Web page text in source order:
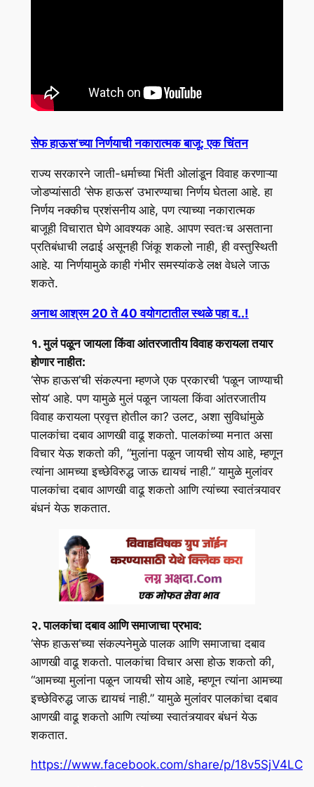
सेफ हाऊस’च्या निर्णयाची नकारात्मक बाजू: एक चिंतन
राज्य सरकारने जाती-धर्माच्या भिंती ओलांडून विवाह करणाऱ्या
जोडप्यांसाठी ‘सेफ हाऊस’ उभारण्याचा निर्णय घेतला आहे. हा
निर्णय नक्कीच प्रशंसनीय आहे, पण त्याच्या नकारात्मक
बाजूही विचारात घेणे आवश्यक आहे. आपण स्वतःच असताना
प्रतिबंधाची लढाई असूनही जिंकू शकलो नाही, ही वस्तुस्थिती
आहे. या निर्णयामुळे काही गंभीर समस्यांकडे लक्ष वेधले जाऊ
शकते.
अनाथ आश्रम 20 ते 40 वयोगटातील स्थळे पहा व..!
१. मुलं पळून जायला किंवा आंतरजातीय विवाह करायला तयार
होणार नाहीत:
‘सेफ हाऊस’ची संकल्पना म्हणजे एक प्रकारची ‘पळून जाण्याची
सोय’ आहे. पण यामुळे मुलं पळून जायला किंवा आंतरजातीय
विवाह करायला प्रवृत्त होतील का? उलट, अशा सुविधांमुळे
पालकांचा दबाव आणखी वाढू शकतो. पालकांच्या मनात असा
विचार येऊ शकतो की, “मुलांना पळून जायची सोय आहे, म्हणून
त्यांना आमच्या इच्छेविरुद्ध जाऊ द्यायचं नाही.” यामुळे मुलांवर
पालकांचा दबाव आणखी वाढू शकतो आणि त्यांच्या स्वातंत्र्यावर
बंधनं येऊ शकतात.
२. पालकांचा दबाव आणि समाजाचा प्रभाव:
‘सेफ हाऊस’च्या संकल्पनेमुळे पालक आणि समाजाचा दबाव
आणखी वाढू शकतो. पालकांचा विचार असा होऊ शकतो की,
“आमच्या मुलांना पळून जायची सोय आहे, म्हणून त्यांना आमच्या
इच्छेविरुद्ध जाऊ द्यायचं नाही.” यामुळे मुलांवर पालकांचा दबाव
आणखी वाढू शकतो आणि त्यांच्या स्वातंत्र्यावर बंधनं येऊ
शकतात.
https://www.facebook.com/share/p/18v5SjV4LC